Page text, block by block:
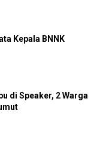
Kepala BNNK
di Speaker, 2 Warga